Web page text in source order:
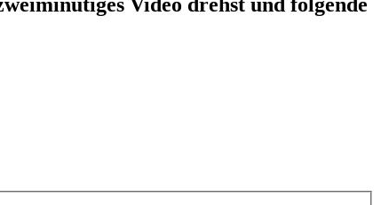
Video drehst und folgende